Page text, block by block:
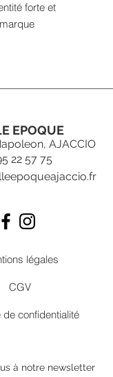
forte et
EPOQUE
AJACCIO
22 57 75
légales
CGV
de confidentialité
à notre newsletter